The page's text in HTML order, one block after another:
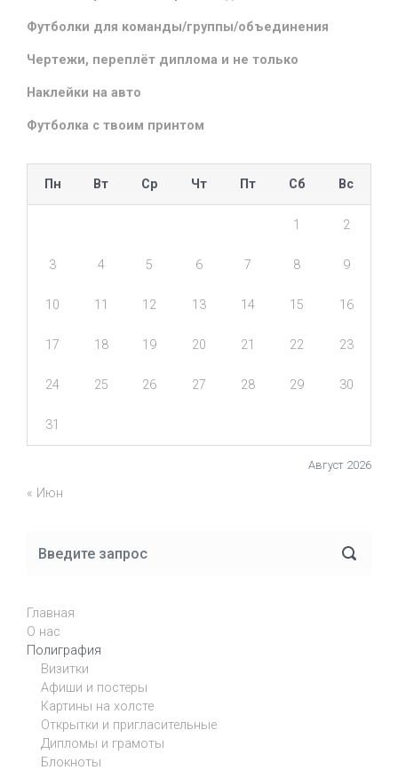
Футболки для команды/группы/объединения
Чертежи, переплёт диплома и не только
Наклейки на авто
Футболка с твоим принтом
Август 2026
Пн Вт Ср Чт Пт Сб Вс
1 2
3 4 5 6 7 8 9
10 11 12 13 14 15 16
17 18 19 20 21 22 23
24 25 26 27 28 29 30
31
« Июн
Главная
О нас
Полиграфия
Визитки
Афиши и постеры
Картины на холсте
Открытки и пригласительные
Дипломы и грамоты
Блокноты